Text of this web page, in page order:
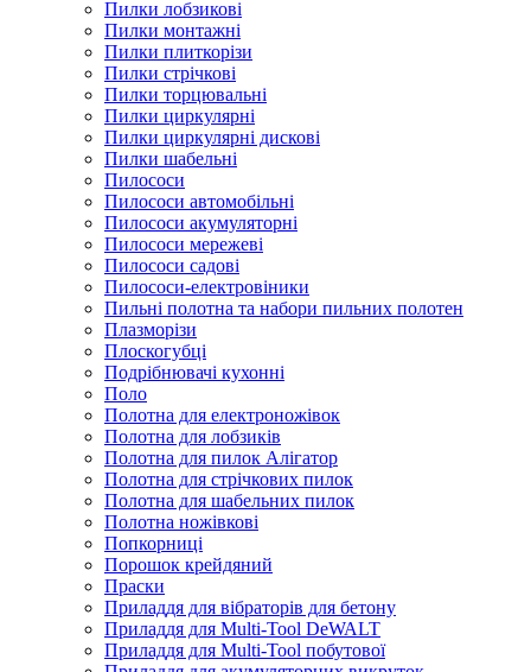
Пилки лобзикові
Пилки монтажні
Пилки плиткорізи
Пилки стрічкові
Пилки торцювальні
Пилки циркулярні
Пилки циркулярні дискові
Пилки шабельні
Пилососи
Пилососи автомобільні
Пилососи акумуляторні
Пилососи мережеві
Пилососи садові
Пилососи-електровіники
Пильні полотна та набори пильних полотен
Плазморізи
Плоскогубці
Подрібнювачі кухонні
Поло
Полотна для електроножівок
Полотна для лобзиків
Полотна для пилок Алігатор
Полотна для стрічкових пилок
Полотна для шабельних пилок
Полотна ножівкові
Попкорниці
Порошок крейдяний
Праски
Приладдя для вібраторів для бетону
Приладдя для Multi-Tool DeWALT
Приладдя для Multi-Tool побутової